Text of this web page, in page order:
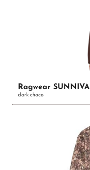
Ragwear SUNNIVA
dark choco